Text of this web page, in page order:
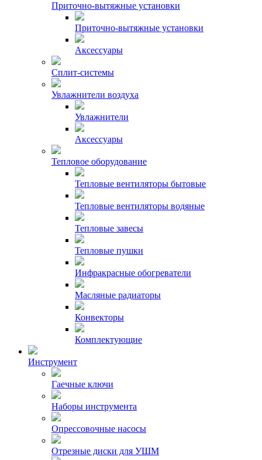
Приточно-вытяжные установки
Приточно-вытяжные установки
Аксессуары
Сплит-системы
Увлажнители воздуха
Увлажнители
Аксессуары
Тепловое оборудование
Тепловые вентиляторы бытовые
Тепловые вентиляторы водяные
Тепловые завесы
Тепловые пушки
Инфракрасные обогреватели
Масляные радиаторы
Конвекторы
Комплектующие
Инструмент
Гаечные ключи
Наборы инструмента
Опрессовочные насосы
Отрезные диски для УШМ